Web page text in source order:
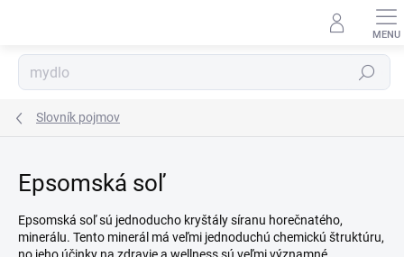
Hľadať
Slovník pojmov
Epsomská soľ
Epsomská soľ sú jednoducho kryštály síranu horečnatého,
minerálu. Tento minerál má veľmi jednoduchú chemickú štruktúru,